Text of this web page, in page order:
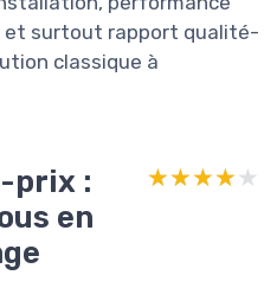
et surtout rapport qualité-
classique à
prix :
en
★★★★★
★★★★★